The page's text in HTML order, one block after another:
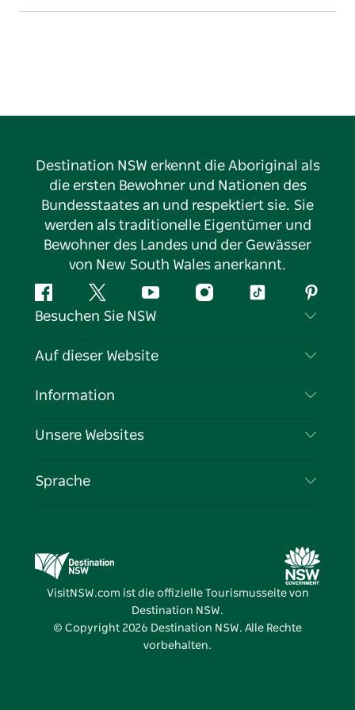
Destination NSW erkennt die Aboriginal als
die ersten Bewohner und Nationen des
Bundesstaates an und respektiert sie. Sie
werden als traditionelle Eigentümer und
Bewohner des Landes und der Gewässer
von New South Wales anerkannt.
FacebookTwitter YouTubeInstagramTikTok
Besuchen Sie NSW
Kontaktieren Sie uns
Cookie-Hinweis
Auf dieser Website
Reiseziele
Veranstaltungen
Information
Reiseinformationen
Unternehmen in NSW
Unsere Websites
Destination NSW Medienzentrum
Vivid Sydney
Sprache
VisitNSW.com ist die offizielle Tourismusseite von
Destination NSW.
© Copyright 2026 Destination NSW. Alle Rechte
vorbehalten.